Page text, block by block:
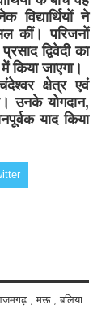
ने
कीं। परिजनों
द्विवेदी का
किया जाएगा।
क्षेत्र एवं
उनके योगदान,
याद किया
, मऊ , बलिया